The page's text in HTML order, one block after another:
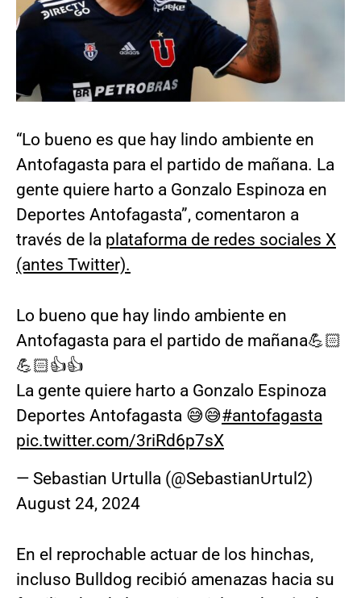
“Lo bueno es que hay lindo ambiente en
Antofagasta para el partido de mañana. La
gente quiere harto a Gonzalo Espinoza en
Deportes Antofagasta”, comentaron a
través de la plataforma de redes sociales X
(antes Twitter).
Lo bueno que hay lindo ambiente en
Antofagasta para el partido de mañana💪🏻
💪🏻👍👍
La gente quiere harto a Gonzalo Espinoza
Deportes Antofagasta 😅😅#antofagasta
pic.twitter.com/3riRd6p7sX
— Sebastian Urtulla (@SebastianUrtul2)
August 24, 2024
En el reprochable actuar de los hinchas,
incluso Bulldog recibió amenazas hacia su